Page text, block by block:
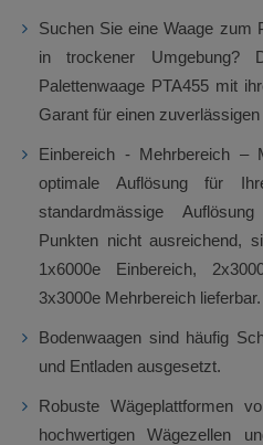
Suchen Sie eine Waage zum
in trockener Umgebung?
Palettenwaage PTA455 mit
Garant für einen
Einbereich - Mehrbereich –
optimale Auflösung für
standardmässige
Punkten nicht ausreichend,
1x6000e Einbereich,
3x3000e Mehrbereich lieferbar.
Bodenwaagen sind häufig
und Entladen ausgesetzt.
Robuste Wägeplattformen
hochwertigen Wägezellen